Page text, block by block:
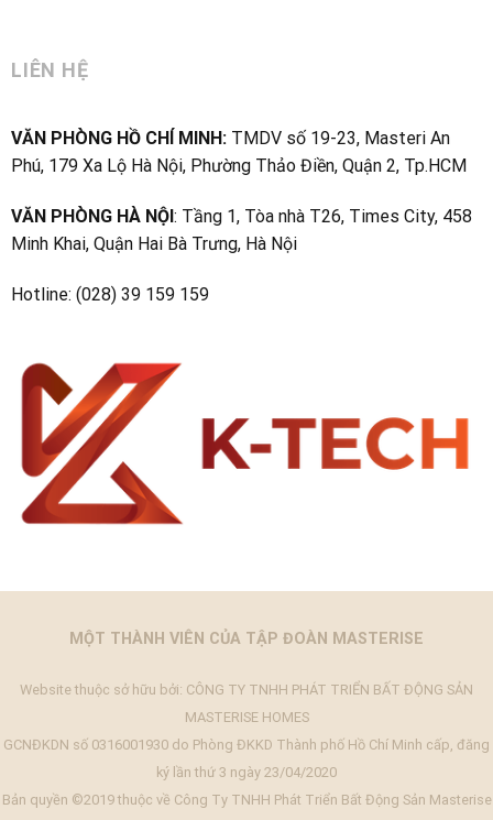
LIÊN HỆ
VĂN PHÒNG HỒ CHÍ MINH:TMDV số 19-23, Masteri An
Phú, 179 Xa Lộ Hà Nội, Phường Thảo Điền, Quận 2, Tp.HCM
VĂN PHÒNG HÀ NỘI: Tầng 1, Tòa nhà T26, Times City, 458
Minh Khai, Quận Hai Bà Trưng, Hà Nội
Hotline: (028) 39 159 159
MỘT THÀNH VIÊN CỦA TẬP ĐOÀN MASTERISE
Website thuộc sở hữu bởi: CÔNG TY TNHH PHÁT TRIỂN BẤT ĐỘNG SẢN
MASTERISE HOMES
GCNĐKDN số 0316001930 do Phòng ĐKKD Thành phố Hồ Chí Minh cấp, đăng
ký lần thứ 3 ngày 23/04/2020
Bản quyền ©2019 thuộc về Công Ty TNHH Phát Triển Bất Động Sản Masterise